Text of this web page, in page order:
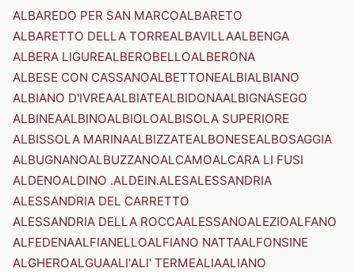
ALBAREDO PER SAN MARCOALBARETO
ALBARETTO DELLA TORREALBAVILLAALBENGA
ALBERA LIGUREALBEROBELLOALBERONA
ALBESE CON CASSANOALBETTONEALBIALBIANO
ALBIANO D'IVREAALBIATEALBIDONAALBIGNASEGO
ALBINEAALBINOALBIOLOALBISOLA SUPERIORE
ALBISSOLA MARINAALBIZZATEALBONESEALBOSAGGIA
ALBUGNANOALBUZZANOALCAMOALCARA LI FUSI
ALDENOALDINO .ALDEIN.ALESALESSANDRIA
ALESSANDRIA DEL CARRETTO
ALESSANDRIA DELLA ROCCAALESSANOALEZIOALFANO
ALFEDENAALFIANELLOALFIANO NATTAALFONSINE
ALGHEROALGUAALI'ALI' TERMEALIAALIANO